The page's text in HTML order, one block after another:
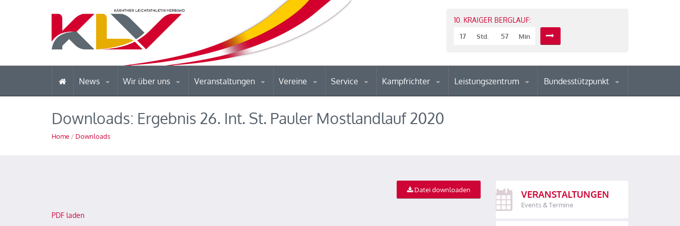
10. KRAIGER BERGLAUF:
17
Std. 57 Min
News Wir über uns Veranstaltungen Vereine Service Kampfrichter Leistungszentrum Bundesstützpunkt
Downloads: Ergebnis 26. Int. St. Pauler Mostlandlauf 2020
Home / Downloads
Datei downloaden
PDF laden
VERANSTALTUNGEN
Events & Termine